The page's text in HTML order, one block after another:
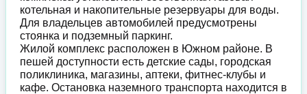
котельная и накопительные резервуары для воды.
Для владельцев автомобилей предусмотрены
стоянка и подземный паркинг.
Жилой комплекс расположен в Южном районе. В
пешей доступности есть детские сады, городская
поликлиника, магазины, аптеки, фитнес-клубы и
кафе. Остановка наземного транспорта находится в